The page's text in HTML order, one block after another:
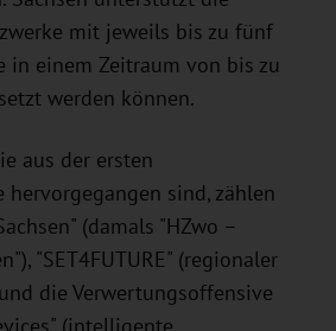
mit jeweils bis zu fünf
in einem Zeitraum von bis zu
werden können.
aus der ersten
hervorgegangen sind, zählen
(damals "HZwo –
"SET4FUTURE" (regionaler
die Verwertungsoffensive
(intelligente